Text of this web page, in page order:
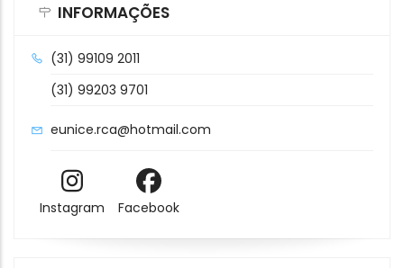
INFORMAÇÕES
(31) 99109 2011
(31) 99203 9701
eunice.rca@hotmail.com
Instagram Facebook